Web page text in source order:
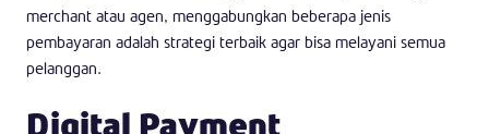
merchant atau agen, menggabungkan beberapa jenis
pembayaran adalah strategi terbaik agar bisa melayani semua
pelanggan.
Digital Payment